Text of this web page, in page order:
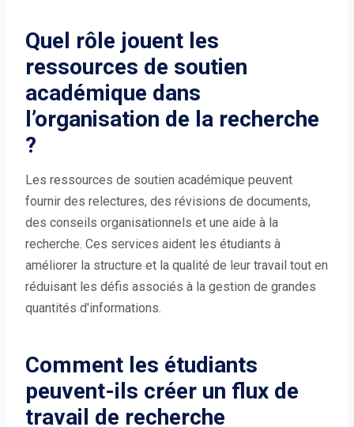
Quel rôle jouent les
ressources de soutien
académique dans
l’organisation de la recherche
?
Les ressources de soutien académique peuvent
fournir des relectures, des révisions de documents,
des conseils organisationnels et une aide à la
recherche. Ces services aident les étudiants à
améliorer la structure et la qualité de leur travail tout en
réduisant les défis associés à la gestion de grandes
quantités d'informations.
Comment les étudiants
peuvent-ils créer un flux de
travail de recherche